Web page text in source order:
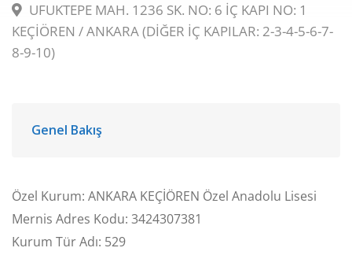
UFUKTEPE MAH. 1236 SK. NO: 6 İÇ KAPI NO: 1
KEÇİÖREN / ANKARA (DİĞER İÇ KAPILAR: 2-3-4-5-6-7-
8-9-10)
Genel Bakış
Özel Kurum: ANKARA KEÇİÖREN Özel Anadolu Lisesi
Mernis Adres Kodu: 3424307381
Kurum Tür Adı: 529